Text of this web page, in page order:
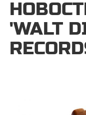
'WALT